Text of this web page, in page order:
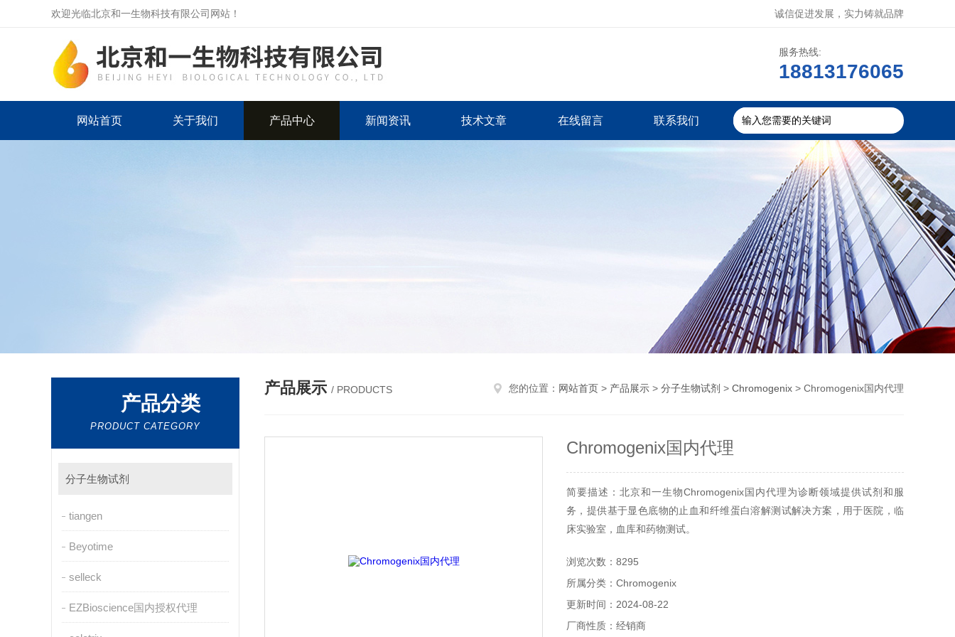
欢迎光临北京和一生物科技有限公司网站！ 诚信促进发展，实力铸就品牌
服务热线:
18813176065
网站首页 关于我们 产品中心 新闻资讯 技术文章 在线留言 联系我们
产品分类
PRODUCT CATEGORY
分子生物试剂
tiangen
Beyotime
selleck
EZBioscience国内授权代理
产品展示 / PRODUCTS 您的位置： 网站首页 > 产品展示 > 分子生物试剂 > Chromogenix > Chromogenix国内代理
Chromogenix国内代理
简要描述：北京和一生物Chromogenix国内代理为诊断领域提供试剂和服
务，提供基于显色底物的止血和纤维蛋白溶解测试解决方案，用于医院，临
床实验室，血库和药物测试。
浏览次数：8295
所属分类：Chromogenix
更新时间：2024-08-22
厂商性质：经销商